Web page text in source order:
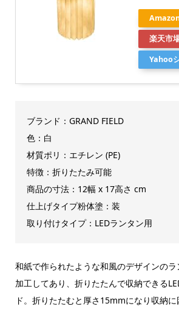
楽天市
Yahoo
ブランド：GRAND FIELD
色：白
材質ポリ：エチレン (PE)
特徴：折りたたみ可能
商品の寸法：12幅 x 17高さ cm
仕上げタイプ粉体塗：装
取り付けタイプ：LEDランタン用
和紙で作られたような和風のデザインの
加工してあり、折りたたんで収納できる
ド。折りたたむと厚さ15mmになり収納に